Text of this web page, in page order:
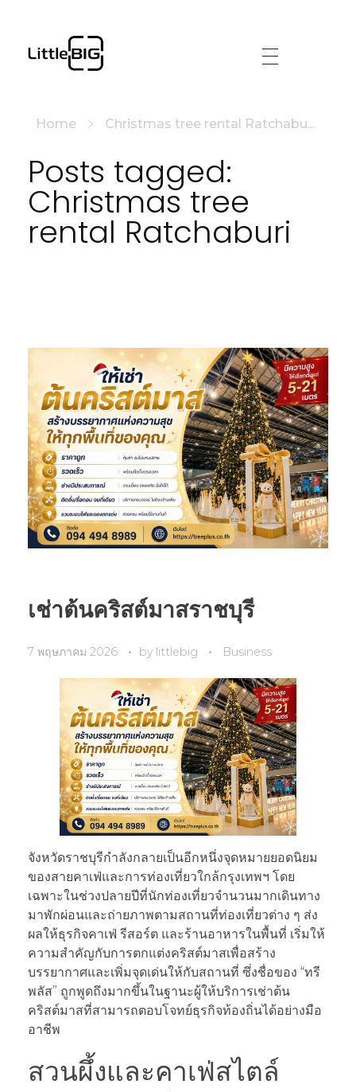
Home Christmas tree rental Ratchabu...
Posts tagged:
Christmas tree
rental Ratchaburi
เช่าต้นคริสต์มาสราชบุรี
7 พฤษภาคม 2026 by littlebig Business
จังหวัดราชบุรีกำลังกลายเป็นอีกหนึ่งจุดหมายยอดนิยม
ของสายคาเฟ่และการท่องเที่ยวใกล้กรุงเทพฯ โดย
เฉพาะในช่วงปลายปีที่นักท่องเที่ยวจำนวนมากเดินทาง
มาพักผ่อนและถ่ายภาพตามสถานที่ท่องเที่ยวต่าง ๆ ส่ง
ผลให้ธุรกิจคาเฟ่ รีสอร์ต และร้านอาหารในพื้นที่ เริ่มให้
ความสำคัญกับการตกแต่งคริสต์มาสเพื่อสร้าง
บรรยากาศและเพิ่มจุดเด่นให้กับสถานที่ ซึ่งชื่อของ “ทรี
พลัส” ถูกพูดถึงมากขึ้นในฐานะผู้ให้บริการเช่าต้น
คริสต์มาสที่สามารถตอบโจทย์ธุรกิจท้องถิ่นได้อย่างมือ
อาชีพ
สวนผึ้งและคาเฟ่สไตล์